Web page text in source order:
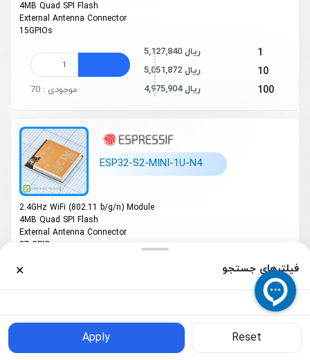
0
0
واردات
فیلترهای جستجو ✕
Reset
Apply
4MB Quad SPI Flash
External Antenna Connector
15GPIOs
1 5,127,840 ریال
10 5,051,872 ریال
100 4,975,904 ریال موجودی : 70
ESP32-S2-MINI-1U-N4
2.4GHz Wi­Fi (802.11 b/g/n) Module
4MB Quad SPI Flash
External Antenna Connector
37 GPIOs
1
10 5,752,283 ریال
25 5,676,595 ریال
5,852,160 ریال